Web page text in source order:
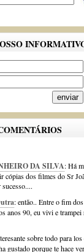
DA SILVA: Há
cópias dos filmes do Sr
: então.. Entre o fim
anos 90, eu vivi e trampei
sobre todo para los
gustado porque te hace